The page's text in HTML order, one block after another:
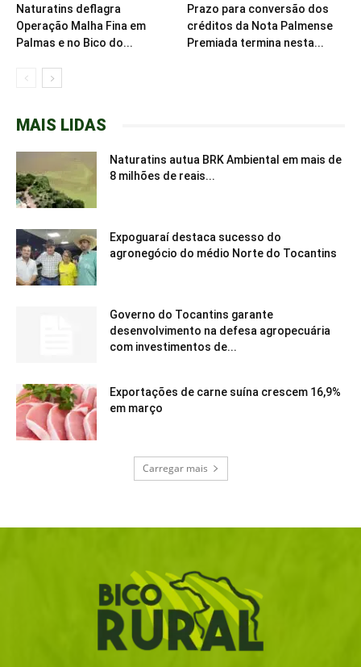
Naturatins deflagra
Operação Malha Fina em
Palmas e no Bico do...
Prazo para conversão dos
créditos da Nota Palmense
Premiada termina nesta...
MAIS LIDAS
Naturatins autua BRK Ambiental em mais de
8 milhões de reais...
Expoguaraí destaca sucesso do
agronegócio do médio Norte do Tocantins
Governo do Tocantins garante
desenvolvimento na defesa agropecuária
com investimentos de...
Exportações de carne suína crescem 16,9%
em março
Carregar mais